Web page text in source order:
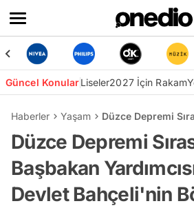
Güncel KonularLiseler2027 İçin Rakam
Haberler Yaşam Düzce Depremi
Düzce Depremi
Başbakan
Devlet Bahçeli'nin